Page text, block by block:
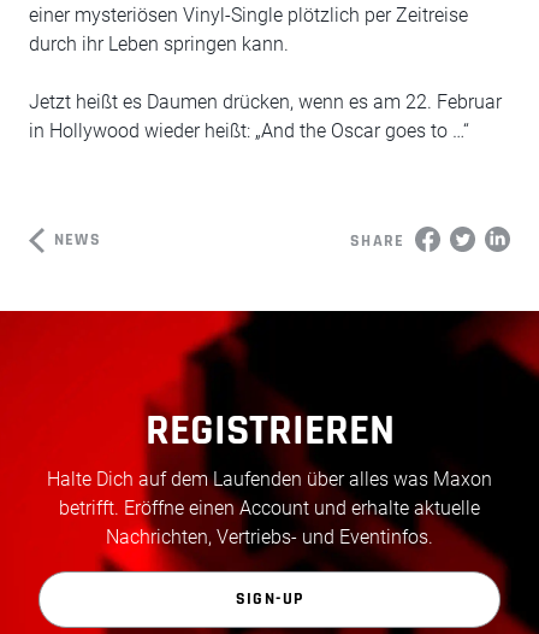
einer mysteriösen Vinyl-Single plötzlich per Zeitreise
durch ihr Leben springen kann.
Jetzt heißt es Daumen drücken, wenn es am 22. Februar
in Hollywood wieder heißt: „And the Oscar goes to …“
NEWS SHARE
REGISTRIEREN
Halte Dich auf dem Laufenden über alles was Maxon
betrifft. Eröffne einen Account und erhalte aktuelle
Nachrichten, Vertriebs- und Eventinfos.
SIGN-UP